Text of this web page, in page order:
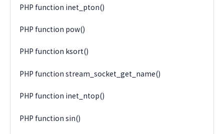
PHP function inet_pton()
PHP function pow()
PHP function ksort()
PHP function stream_socket_get_name()
PHP function inet_ntop()
PHP function sin()